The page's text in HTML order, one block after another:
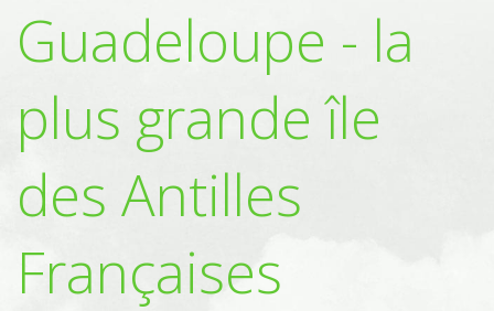
Guadeloupe - la
plus grande île
des Antilles
Françaises